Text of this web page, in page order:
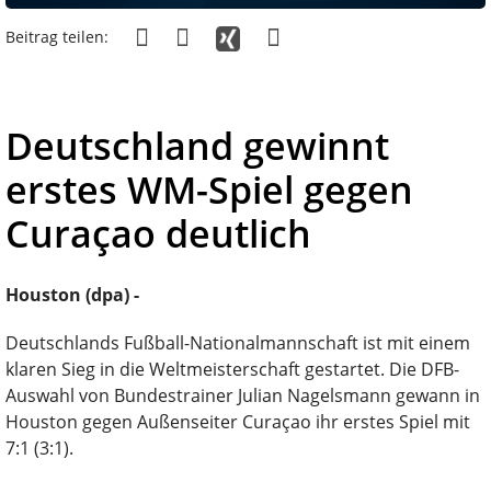
Beitrag teilen:
Deutschland gewinnt
erstes WM-Spiel gegen
Curaçao deutlich
Houston (dpa) -
Deutschlands Fußball-Nationalmannschaft ist mit einem
klaren Sieg in die Weltmeisterschaft gestartet. Die DFB-
Auswahl von Bundestrainer Julian Nagelsmann gewann in
Houston gegen Außenseiter Curaçao ihr erstes Spiel mit
7:1 (3:1).